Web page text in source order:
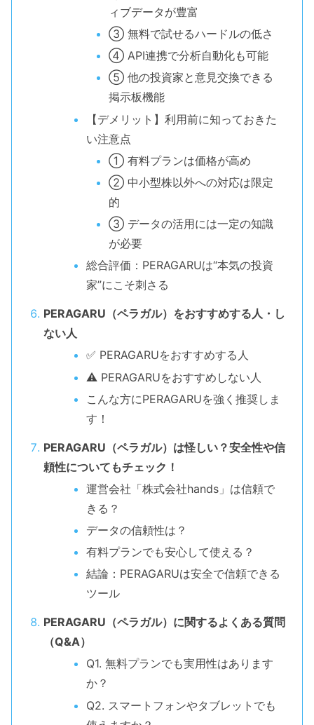
ィブデータが豊富
③ 無料で試せるハードルの低さ
④ API連携で分析自動化も可能
⑤ 他の投資家と意見交換できる
掲示板機能
【デメリット】利用前に知っておきた
い注意点
① 有料プランは価格が高め
② 中小型株以外への対応は限定
的
③ データの活用には一定の知識
が必要
総合評価：PERAGARUは“本気の投資
家”にこそ刺さる
PERAGARU（ペラガル）をおすすめする人・し
ない人
✅ PERAGARUをおすすめする人
⚠ PERAGARUをおすすめしない人
こんな方にPERAGARUを強く推奨しま
す！
PERAGARU（ペラガル）は怪しい？安全性や信
頼性についてもチェック！
運営会社「株式会社hands」は信頼で
きる？
データの信頼性は？
有料プランでも安心して使える？
結論：PERAGARUは安全で信頼できる
ツール
PERAGARU（ペラガル）に関するよくある質問
（Q&A）
Q1. 無料プランでも実用性はあります
か？
Q2. スマートフォンやタブレットでも